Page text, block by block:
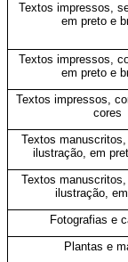
Textos impressos,
em preto e
Textos impressos,
em preto e
Textos impressos,
cores
Textos
ilustração, em
Textos
ilustração,
Fotografias e
Plantas e